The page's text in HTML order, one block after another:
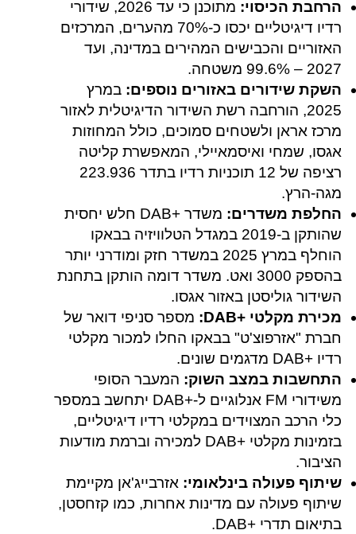
הרחבת הכיסוי:
מתוכנן כי עד 2026, שידורי
רדיו דיגיטליים יכסו כ-70% מהערים, המרכזים
האזוריים והכבישים המהירים במדינה, ועד
2027 – 99.6% משטחה.
השקת שידורים באזורים נוספים: במרץ
2025, הורחבה רשת השידור הדיגיטלית לאזור
מרכז אראן ולשטחים סמוכים, כולל המחוזות
אגסו, שמחי ואיסמאיילי, המאפשרת קליטה
רציפה של 12 תוכניות רדיו בתדר 223.936
מגה-הרץ.
החלפת משדרים:
משדר +DAB‎ חלש יחסית
שהותקן ב-2019 במגדל הטלוויזיה בבאקו
הוחלף במרץ 2025 במשדר חזק ומודרני יותר
בהספק 3000 ואט. משדר דומה הותקן בתחנת
השידור גוליסטן באזור אגסו.
מכירת מקלטי +DAB‎:
מספר סניפי דואר של
חברת "אזרפוצ'ט" בבאקו החלו למכור מקלטי
רדיו +DAB‎ מדגמים שונים.
התחשבות במצב השוק: המעבר הסופי
משידורי FM אנלוגיים ל-+DAB‎ יתחשב במספר
כלי הרכב המצוידים במקלטי רדיו דיגיטליים,
בזמינות מקלטי +DAB‎ למכירה וברמת מודעות
הציבור.
שיתוף פעולה בינלאומי: אזרבייג'אן מקיימת
שיתוף פעולה עם מדינות אחרות, כמו קזחסטן,
בתיאום תדרי +DAB‎.